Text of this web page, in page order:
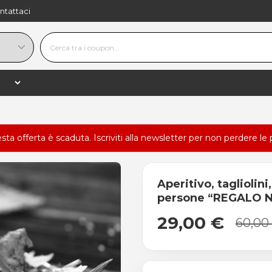
offerta è scaduta. Iscriviti alla newsletter per non perdere le
Aperitivo, tagliolini,
persone “REGALO
29,00 €